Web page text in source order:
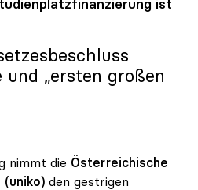
ist
„ersten großen
nimmt die Österreichische
den gestrigen